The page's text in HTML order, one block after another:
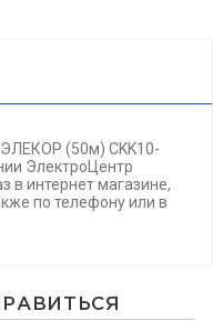
(50м) CKK10-
ЭлектроЦентр
в интернет магазине,
по телефонуили в